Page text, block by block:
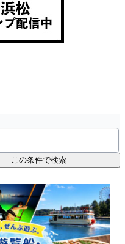
この条件で検索